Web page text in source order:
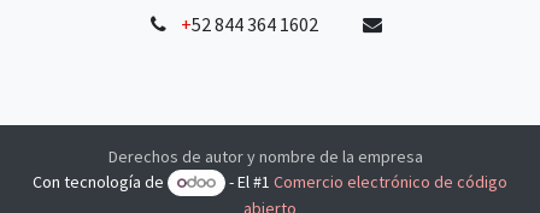
+52 844 364 1602
Derechos de autor y nombre de la empresa
Con tecnología de
- El #1Comercio electrónico de código
abierto